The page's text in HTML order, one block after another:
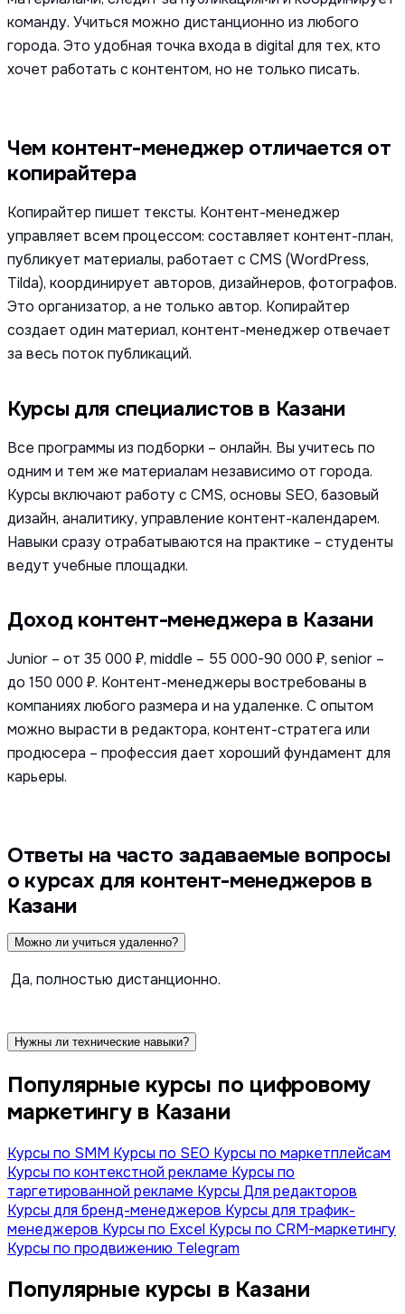
команду. Учиться можно дистанционно из любого
города. Это удобная точка входа в digital для тех, кто
хочет работать с контентом, но не только писать.
Чем контент-менеджер отличается от
копирайтера
Копирайтер пишет тексты. Контент-менеджер
управляет всем процессом: составляет контент-план,
публикует материалы, работает с CMS (WordPress,
Tilda), координирует авторов, дизайнеров, фотографов.
Это организатор, а не только автор. Копирайтер
создает один материал, контент-менеджер отвечает
за весь поток публикаций.
Курсы для специалистов в Казани
Все программы из подборки – онлайн. Вы учитесь по
одним и тем же материалам независимо от города.
Курсы включают работу с CMS, основы SEO, базовый
дизайн, аналитику, управление контент-календарем.
Навыки сразу отрабатываются на практике – студенты
ведут учебные площадки.
Доход контент-менеджера в Казани
Junior – от 35 000 ₽, middle – 55 000-90 000 ₽, senior –
до 150 000 ₽. Контент-менеджеры востребованы в
компаниях любого размера и на удаленке. С опытом
можно вырасти в редактора, контент-стратега или
продюсера – профессия дает хороший фундамент для
карьеры.
Ответы на часто задаваемые вопросы
о курсах для контент-менеджеров в
Казани
Можно ли учиться удаленно?
Да, полностью дистанционно.
Нужны ли технические навыки?
Популярные курсы по цифровому
маркетингу в Казани
Курсы по SMM Курсы по SEO Курсы по маркетплейсам
Курсы по контекстной рекламе Курсы по
таргетированной рекламе Курсы Для редакторов
Курсы для бренд-менеджеров Курсы для трафик-
менеджеров Курсы по Excel Курсы по CRM-маркетингу
Курсы по продвижению Telegram
Популярные курсы в Казани